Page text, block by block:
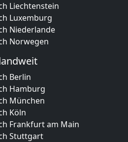
Liechtenstein
Luxemburg
Niederlande
Norwegen
Berlin
Hamburg
München
Köln
Frankfurt am Main
Stuttgart